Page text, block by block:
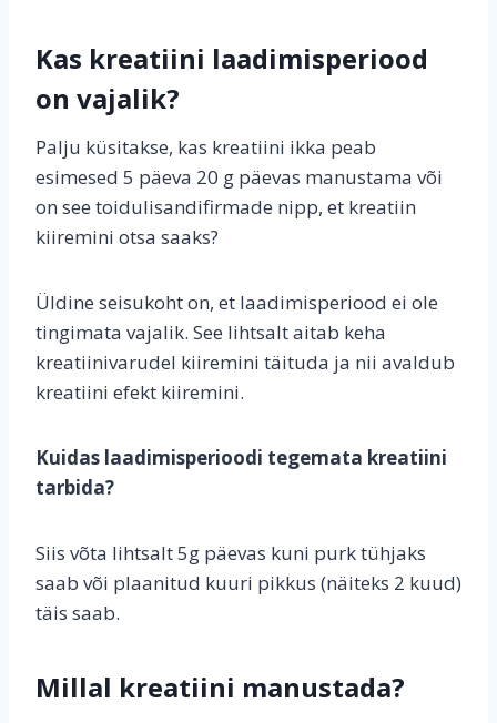
Kas kreatiini laadimisperiood
on vajalik?
Palju küsitakse, kas kreatiini ikka peab
esimesed 5 päeva 20 g päevas manustama või
on see toidulisandifirmade nipp, et kreatiin
kiiremini otsa saaks?
Üldine seisukoht on, et laadimisperiood ei ole
tingimata vajalik. See lihtsalt aitab keha
kreatiinivarudel kiiremini täituda ja nii avaldub
kreatiini efekt kiiremini.
Kuidas laadimisperioodi tegemata kreatiini
tarbida?
Siis võta lihtsalt 5g päevas kuni purk tühjaks
saab või plaanitud kuuri pikkus (näiteks 2 kuud)
täis saab.
Millal kreatiini manustada?